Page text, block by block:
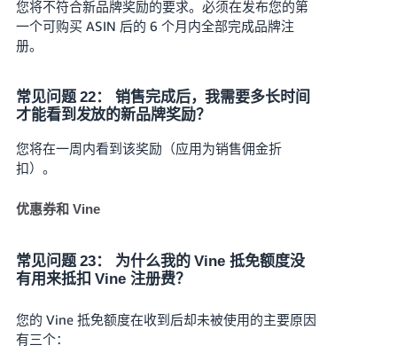
您将不符合新品牌奖励的要求。必须在发布您的第
一个可购买 ASIN 后的 6 个月内全部完成品牌注
册。
常见问题 22： 销售完成后，我需要多长时间
才能看到发放的新品牌奖励？
您将在一周内看到该奖励（应用为销售佣金折
扣）。
优惠券和 Vine
常见问题 23： 为什么我的 Vine 抵免额度没
有用来抵扣 Vine 注册费？
您的 Vine 抵免额度在收到后却未被使用的主要原因
有三个：